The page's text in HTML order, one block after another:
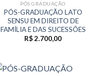
PÓS GRADUAÇÃO
PÓS-GRADUAÇÃO LATO
SENSU EM DIREITO DE
FAMÍLIA E DAS SUCESSÕES
R$2.700,00